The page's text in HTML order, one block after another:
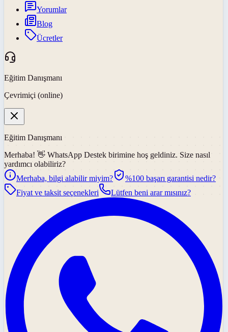
Yorumlar
Blog
Ücretler
Eğitim Danışmanı
Çevrimiçi (online)
Eğitim Danışmanı
Merhaba! 👋 WhatsApp Destek birimine hoş geldiniz. Size nasıl
yardımcı olabiliriz?
Merhaba, bilgi alabilir miyim?
%100 başarı garantisi nedir?
Fiyat ve taksit seçenekleri
Lütfen beni arar mısınız?